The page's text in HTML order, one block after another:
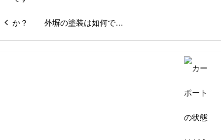
外塀の塗装は如何で…